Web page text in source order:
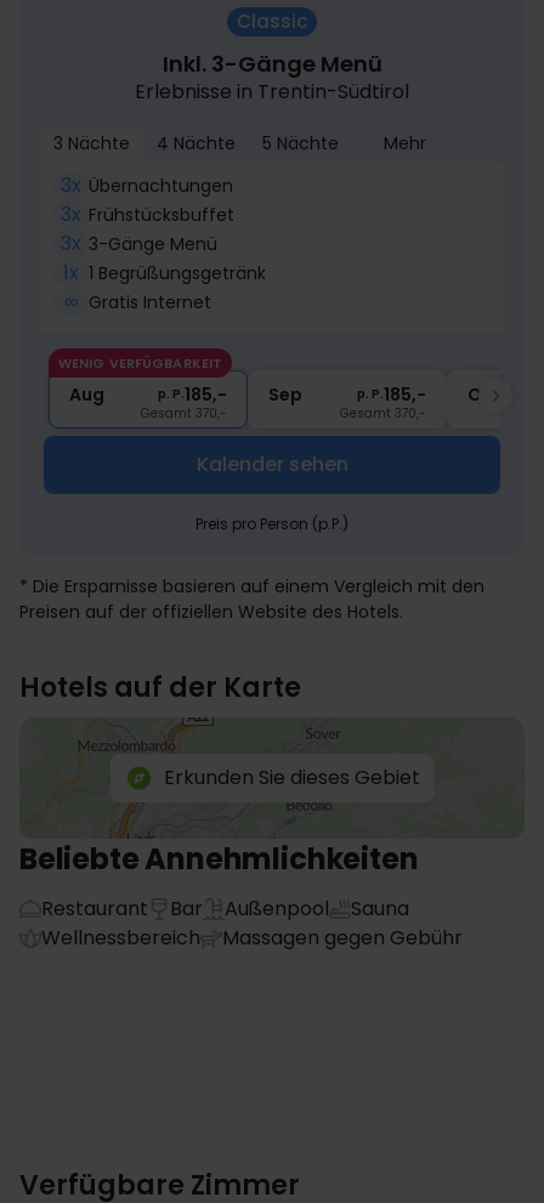
Classic
Inkl. 3-Gänge Menü
Erlebnisse in Trentin-Südtirol
3 Nächte 4 Nächte 5 Nächte Mehr
3x Übernachtungen
3x Frühstücksbuffet
3x 3-Gänge Menü
1x 1 Begrüßungsgetränk
∞ Gratis Internet
WENIG VERFÜGBARKEIT
Aug p. P.185,-
Gesamt 370,-
Sep p. P.185,-
Gesamt 370,-
Okt
Kalender sehen
Preis pro Person (p.P.)
* Die Ersparnisse basieren auf einem Vergleich mit den
Preisen auf der offiziellen Website des Hotels.
Hotels auf der Karte
Erkunden Sie dieses Gebiet
Beliebte Annehmlichkeiten
Restaurant Bar Außenpool
Sauna
Wellnessbereich
Massagen gegen Gebühr
Verfügbare Zimmer